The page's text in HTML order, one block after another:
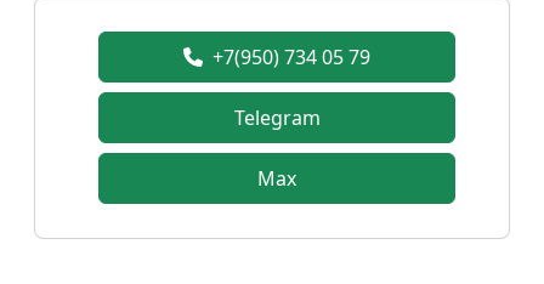
+7(950) 734 05 79
Telegram
Max